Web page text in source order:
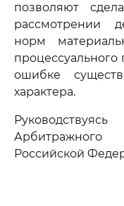
позволяют
рассмотрении
норм
ошибке
характера.
Арбитражного
Российской